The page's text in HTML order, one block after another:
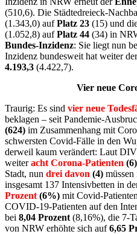
(510,6). Die Städtedreieck-
(1.343,0) aufPlatz 23 (15) und
(1.052,8) aufPlatz 44 (34) in
Bundes-Inzidenz: Sie liegt nun
Inzidenz bundesweit hat weiter
4.193,3 (4.422,7).
Vier neue
Traurig: Es sind vier neue
beklagen – seit Pandemie-
(624) im Zusammenhang mit
schwersten Covid-Fälle in den
derweil kaum verändert: Laut
weiteracht Corona-Patienten (6)
Stadt, nun drei davon (4)
insgesamt 137 Intensivbetten in
Prozent (6%) mit Covid-
COVID-19-Patienten auf den
bei 8,04 Prozent (8,16%), die 7-
von NRW erhöhte sich auf6,65